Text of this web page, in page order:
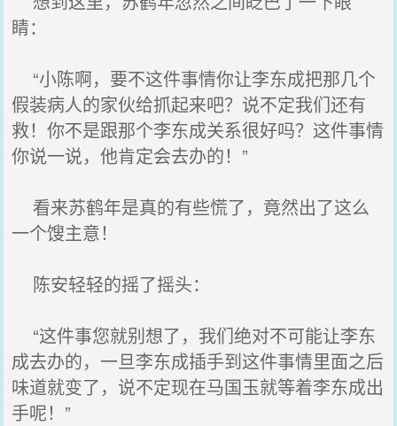
睛：
“小陈啊，要不这件事情你让李东成把那几个
假装病人的家伙给抓起来吧？说不定我们还有
救！你不是跟那个李东成关系很好吗？这件事情
你说一说，他肯定会去办的！”
看来苏鹤年是真的有些慌了，竟然出了这么
一个馊主意！
陈安轻轻的摇了摇头：
“这件事您就别想了，我们绝对不可能让李东
成去办的，一旦李东成插手到这件事情里面之后
味道就变了，说不定现在马国玉就等着李东成出
手呢！”